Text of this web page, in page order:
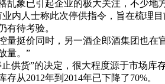
已引起企业的极大关注，不少地方
内人士称此次停供指令，旨在梳理
有待考验。
价同时，另一酒企郎酒集团也在官
量。”
货”的决定，很大程度源于市场库存
从2012年到2014年已下降了70%。